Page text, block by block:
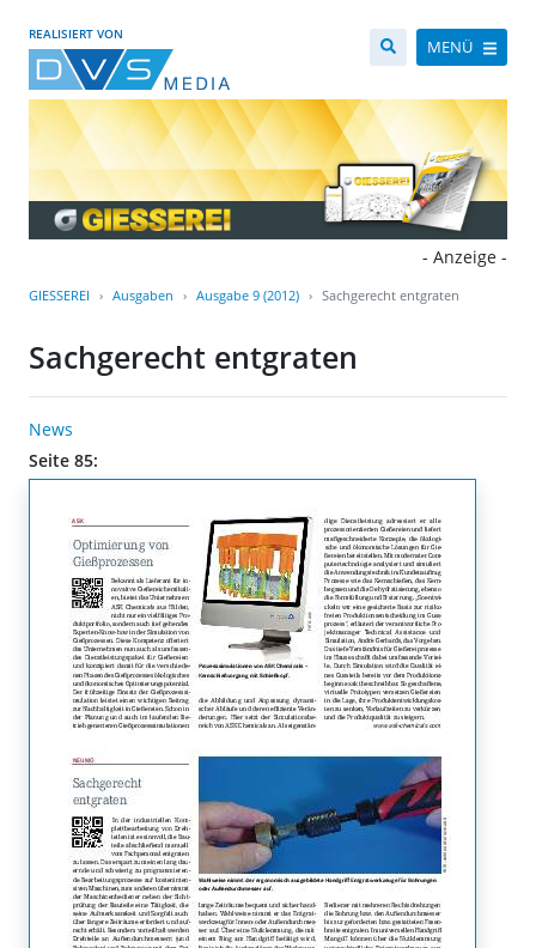
REALISIERT VON
MENÜ
- Anzeige -
GIESSEREI Ausgaben Ausgabe 9 (2012) Sachgerecht entgraten
Sachgerecht entgraten
News
Seite 85: